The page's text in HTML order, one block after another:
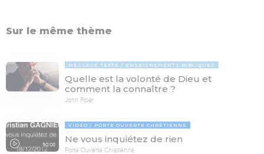
Sur le même thème
MESSAGE TEXTE ENSEIGNEMENTS BIBLIQUES
Quelle est la volonté de Dieu et
comment la connaître ?
John Piper
50:08
VIDÉO PORTE OUVERTE CHRÉTIENNE
Ne vous inquiétez de rien
Porte Ouverte Chrétienne